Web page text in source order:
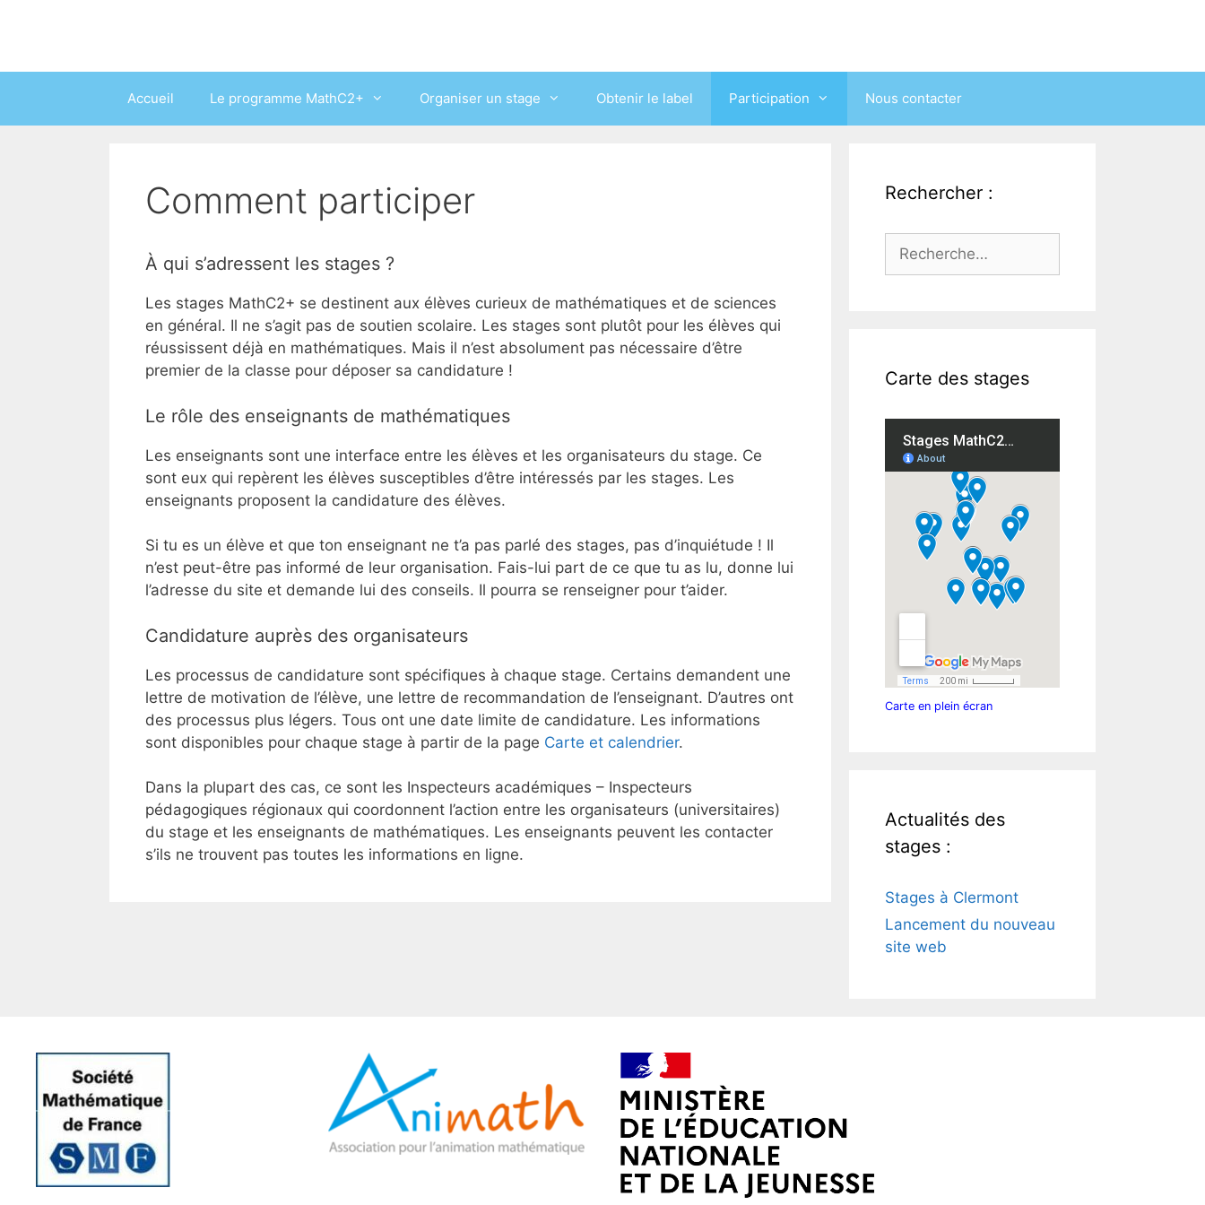
Accueil Le programme MathC2+ Organiser un stage Obtenir le label Participation Nous contacter
Comment participer
À qui s’adressent les stages ?
Les stages MathC2+ se destinent aux élèves curieux de mathématiques et de sciences
en général. Il ne s’agit pas de soutien scolaire. Les stages sont plutôt pour les élèves qui
réussissent déjà en mathématiques. Mais il n’est absolument pas nécessaire d’être
premier de la classe pour déposer sa candidature !
Le rôle des enseignants de mathématiques
Les enseignants sont une interface entre les élèves et les organisateurs du stage. Ce
sont eux qui repèrent les élèves susceptibles d’être intéressés par les stages. Les
enseignants proposent la candidature des élèves.
Si tu es un élève et que ton enseignant ne t’a pas parlé des stages, pas d’inquiétude ! Il
n’est peut-être pas informé de leur organisation. Fais-lui part de ce que tu as lu, donne lui
l’adresse du site et demande lui des conseils. Il pourra se renseigner pour t’aider.
Candidature auprès des organisateurs
Les processus de candidature sont spécifiques à chaque stage. Certains demandent une
lettre de motivation de l’élève, une lettre de recommandation de l’enseignant. D’autres ont
des processus plus légers. Tous ont une date limite de candidature. Les informations
sont disponibles pour chaque stage à partir de la page Carte et calendrier.
Dans la plupart des cas, ce sont les Inspecteurs académiques – Inspecteurs
pédagogiques régionaux qui coordonnent l’action entre les organisateurs (universitaires)
du stage et les enseignants de mathématiques. Les enseignants peuvent les contacter
s’ils ne trouvent pas toutes les informations en ligne.
Rechercher :
Rechercher :
Carte des stages
Carte en plein écran
Actualités des
stages :
Stages à Clermont
Lancement du nouveau
site web